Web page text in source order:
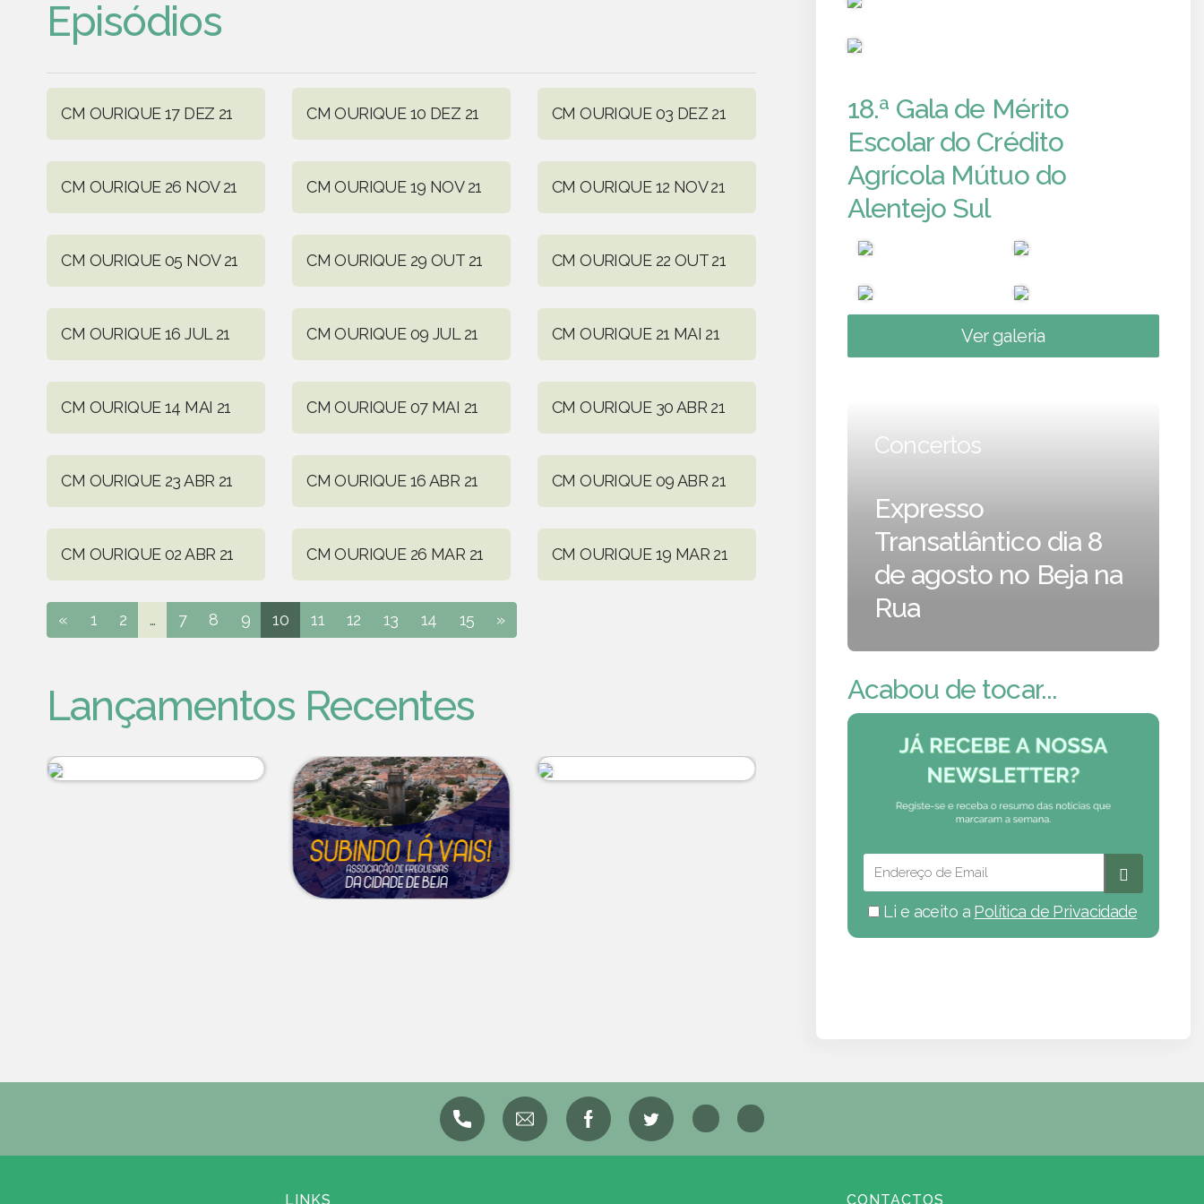
Episódios
CM OURIQUE 17 DEZ 21 CM OURIQUE 10 DEZ 21 CM OURIQUE 03 DEZ 21
CM OURIQUE 26 NOV 21 CM OURIQUE 19 NOV 21 CM OURIQUE 12 NOV 21
CM OURIQUE 05 NOV 21 CM OURIQUE 29 OUT 21 CM OURIQUE 22 OUT 21
CM OURIQUE 16 JUL 21 CM OURIQUE 09 JUL 21 CM OURIQUE 21 MAI 21
CM OURIQUE 14 MAI 21 CM OURIQUE 07 MAI 21 CM OURIQUE 30 ABR 21
CM OURIQUE 23 ABR 21 CM OURIQUE 16 ABR 21 CM OURIQUE 09 ABR 21
CM OURIQUE 02 ABR 21 CM OURIQUE 26 MAR 21 CM OURIQUE 19 MAR 21
« 1 2 ... 7 8 9 10 11 12 13 14 15 »
Lançamentos Recentes
18.ª Gala de Mérito
Escolar do Crédito
Agrícola Mútuo do
Alentejo Sul
Ver galeria
Concertos
Expresso
Transatlântico dia 8
de agosto no Beja na
Rua
Acabou de tocar...
Li e aceito a Política de Privacidade
LINKS CONTACTOS